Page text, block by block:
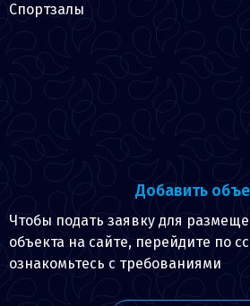
Спортзалы
Добавить
Чтобы подать заявку для
объекта на сайте, перейдите по
ознакомьтесь с требованиями